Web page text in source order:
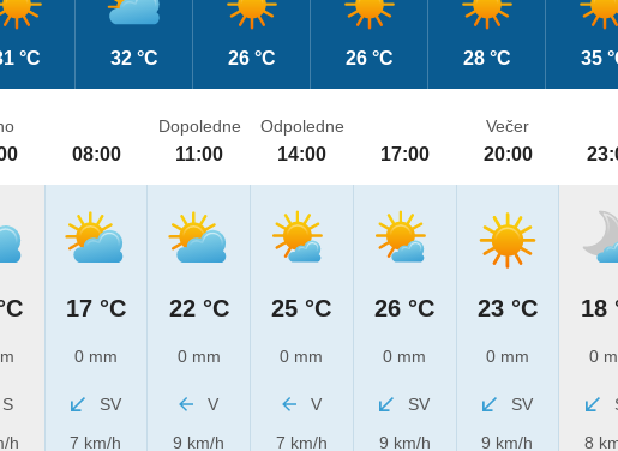
°C 32 °C 26 °C 26 °C 28 °C 35
S
h
08:00
17 °C
0 mm
SV
7 km/h
Dopoledne
11:00
22 °C
0 mm
V
9 km/h
Odpoledne
14:00
25 °C
0 mm
V
7 km/h
17:00
26 °C
0 mm
SV
9 km/h
Večer
20:00
23 °C
0 mm
SV
9 km/h
18
0
8